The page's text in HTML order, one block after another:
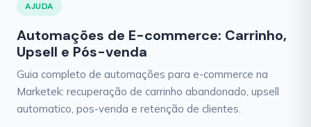
AJUDA
Automações de E-commerce: Carrinho,
Upsell e Pós-venda
Guia completo de automações para e-commerce na
Marketek: recuperação de carrinho abandonado, upsell
automatico, pos-venda e retenção de clientes.